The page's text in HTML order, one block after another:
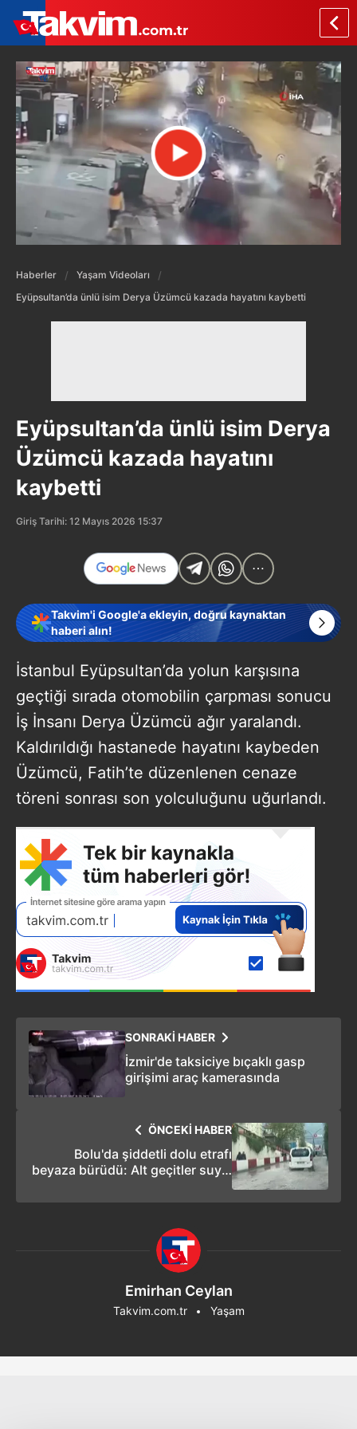
Haberler
Yaşam Videoları
Eyüpsultan’da ünlü isim Derya Üzümcü kazada hayatını kaybetti
Eyüpsultan’da ünlü isim Derya
Üzümcü kazada hayatını
kaybetti
Giriş Tarihi: 12 Mayıs 2026 15:37
Takvim'i Google'a ekleyin, doğru kaynaktan
haberi alın!
İstanbul Eyüpsultan’da yolun karşısına
geçtiği sırada otomobilin çarpması sonucu
İş İnsanı Derya Üzümcü ağır yaralandı.
Kaldırıldığı hastanede hayatını kaybeden
Üzümcü, Fatih’te düzenlenen cenaze
töreni sonrası son yolculuğunu uğurlandı.
SONRAKİ HABER
İzmir'de taksiciye bıçaklı gasp
girişimi araç kamerasında
ÖNCEKİ HABER
Bolu'da şiddetli dolu etrafı
beyaza bürüdü: Alt geçitler suyla
Emirhan Ceylan
Takvim.com.tr Yaşam